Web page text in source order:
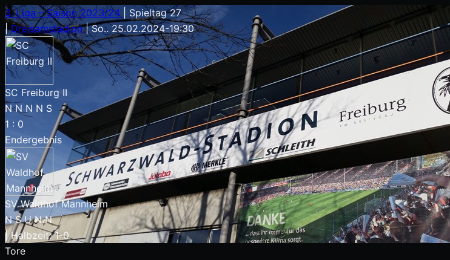
3. Liga – Saison 2023/24
Spieltag 27
| Dreisamstadion| So.. 25.02.2024-19:30
SC Freiburg II
NN N N S
1 : 0
Endergebnis
SV Waldhof Mannheim
NSUNN
| Halbzeit: 1-0
Tore